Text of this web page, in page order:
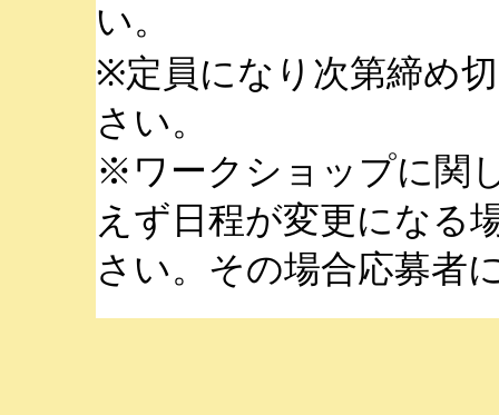
い。
※定員になり次第締め
さい。
※ワークショップに関
えず日程が変更になる
さい。その場合応募者